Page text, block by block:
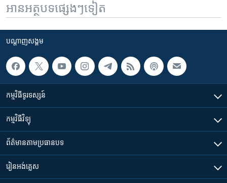
អានអត្ថបទផ្សេងៗទៀត
បណ្តាញ​សង្គម
កម្មវិធី​ទូរទស្សន៍
កម្មវិធី​វិទ្យុ
ព័ត៌មាន​តាមប្រធានបទ​
រៀន​​អង់គ្លេស